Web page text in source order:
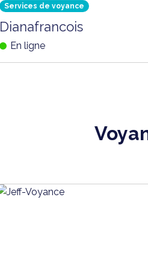
Services de voyance
Dianafrancois
En ligne